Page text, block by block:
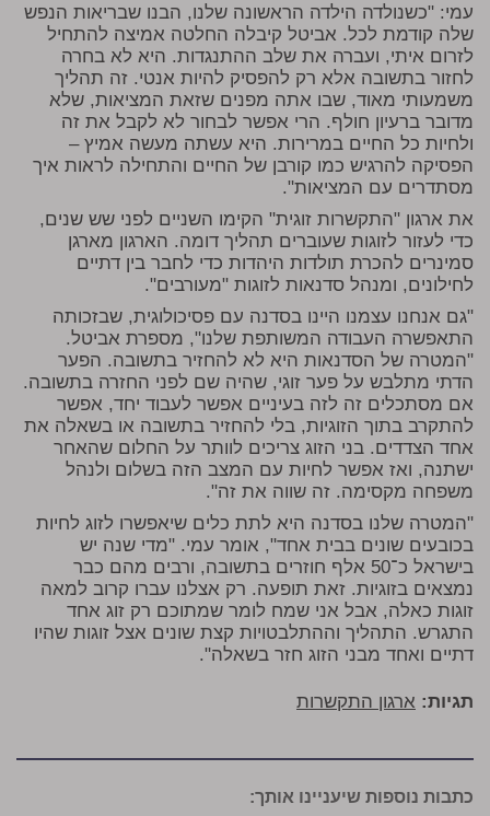
עמי: "כשנולדה הילדה הראשונה שלנו, הבנו שבריאות הנפש
שלה קודמת לכל. אביטל קיבלה החלטה אמיצה להתחיל
לזרום איתי, ועברה את שלב ההתנגדות. היא לא בחרה
לחזור בתשובה אלא רק להפסיק להיות אנטי. זה תהליך
משמעותי מאוד, שבו אתה מפנים שזאת המציאות, שלא
מדובר ברעיון חולף. הרי אפשר לבחור לא לקבל את זה
ולחיות כל החיים במרירות. היא עשתה מעשה אמיץ –
הפסיקה להרגיש כמו קורבן של החיים והתחילה לראות איך
מסתדרים עם המציאות".
את ארגון "התקשרות זוגית" הקימו השניים לפני שש שנים,
כדי לעזור לזוגות שעוברים תהליך דומה. הארגון מארגן
סמינרים להכרת תולדות היהדות כדי לחבר בין דתיים
לחילונים, ומנהל סדנאות לזוגות "מעורבים".
"גם אנחנו עצמנו היינו בסדנה עם פסיכולוגית, שבזכותה
התאפשרה העבודה המשותפת שלנו", מספרת אביטל.
"המטרה של הסדנאות היא לא להחזיר בתשובה. הפער
הדתי מתלבש על פער זוגי, שהיה שם לפני החזרה בתשובה.
אם מסתכלים זה לזה בעיניים אפשר לעבוד יחד, אפשר
להתקרב בתוך הזוגיות, בלי להחזיר בתשובה או בשאלה את
אחד הצדדים. בני הזוג צריכים לוותר על החלום שהאחר
ישתנה, ואז אפשר לחיות עם המצב הזה בשלום ולנהל
משפחה מקסימה. זה שווה את זה".
"המטרה שלנו בסדנה היא לתת כלים שיאפשרו לזוג לחיות
בכובעים שונים בבית אחד", אומר עמי. "מדי שנה יש
בישראל כ־50 אלף חוזרים בתשובה, ורבים מהם כבר
נמצאים בזוגיות. זאת תופעה. רק אצלנו עברו קרוב למאה
זוגות כאלה, אבל אני שמח לומר שמתוכם רק זוג אחד
התגרש. התהליך וההתלבטויות קצת שונים אצל זוגות שהיו
דתיים ואחד מבני הזוג חזר בשאלה".
תגיות: ארגון התקשרות
כתבות נוספות שיעניינו אותך: